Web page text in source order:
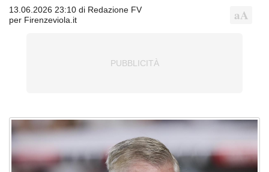
13.06.2026 23:10 di Redazione FV
per Firenzeviola.it